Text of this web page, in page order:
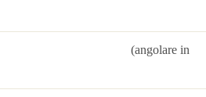
mm) (angolare in